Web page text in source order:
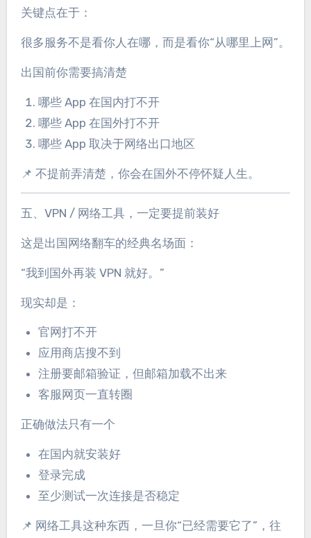
关键点在于：
很多服务不是看你人在哪，而是看你“从哪里上网”。
出国前你需要搞清楚
哪些 App 在国内打不开
哪些 App 在国外打不开
哪些 App 取决于网络出口地区
📌 不提前弄清楚，你会在国外不停怀疑人生。
五、VPN / 网络工具，一定要提前装好
这是出国网络翻车的经典名场面：
“我到国外再装 VPN 就好。”
现实却是：
官网打不开
应用商店搜不到
注册要邮箱验证，但邮箱加载不出来
客服网页一直转圈
正确做法只有一个
在国内就安装好
登录完成
至少测试一次连接是否稳定
📌 网络工具这种东西，一旦你“已经需要它了”，往